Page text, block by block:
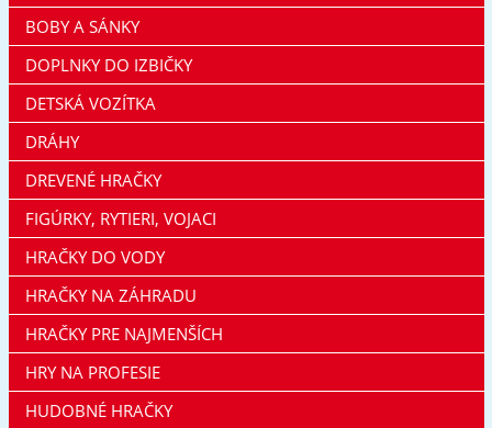
BOBY A SÁNKY
DOPLNKY DO IZBIČKY
DETSKÁ VOZÍTKA
DRÁHY
DREVENÉ HRAČKY
FIGÚRKY, RYTIERI, VOJACI
HRAČKY DO VODY
HRAČKY NA ZÁHRADU
HRAČKY PRE NAJMENŠÍCH
HRY NA PROFESIE
HUDOBNÉ HRAČKY